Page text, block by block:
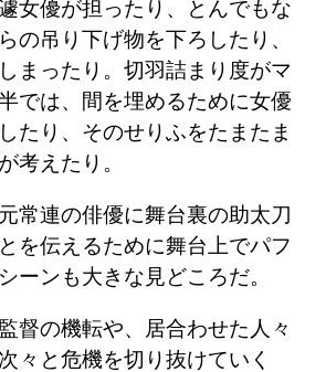
女優が担ったり、とんでもな
の吊り下げ物を下ろしたり、
まったり。切羽詰まり度がマ
では、間を埋めるために女優
たり、そのせりふをたまたま
考えたり。
常連の俳優に舞台裏の助太刀
を伝えるために舞台上でパフ
ーンも大きな見どころだ。
督の機転や、居合わせた人々
々と危機を切り抜けていく